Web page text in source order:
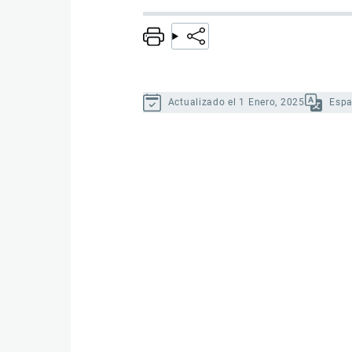
Actualizado el 1 Enero, 2025